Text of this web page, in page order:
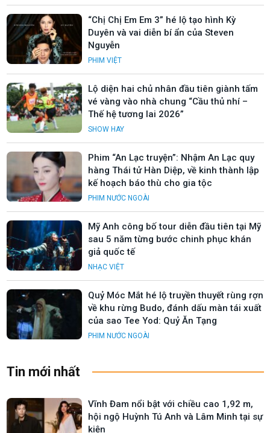
“Chị Chị Em Em 3” hé lộ tạo hình Kỳ
Duyên và vai diễn bí ẩn của Steven
Nguyễn
PHIM VIỆT
Lộ diện hai chủ nhân đầu tiên giành tấm
vé vàng vào nhà chung “Cầu thủ nhí –
Thế hệ tương lai 2026”
SHOW HAY
Phim “An Lạc truyện”: Nhậm An Lạc quy
hàng Thái tử Hàn Diệp, về kinh thành lập
kế hoạch báo thù cho gia tộc
PHIM NƯỚC NGOÀI
Mỹ Anh công bố tour diễn đầu tiên tại Mỹ
sau 5 năm từng bước chinh phục khán
giả quốc tế
NHẠC VIỆT
Quỷ Móc Mắt hé lộ truyền thuyết rùng rợn
về khu rừng Budo, đánh dấu màn tái xuất
của sao Tee Yod: Quỷ Ăn Tạng
PHIM NƯỚC NGOÀI
Tin mới nhất
Vĩnh Đam nổi bật với chiều cao 1,92 m,
hội ngộ Huỳnh Tú Anh và Lâm Minh tại sự
kiện